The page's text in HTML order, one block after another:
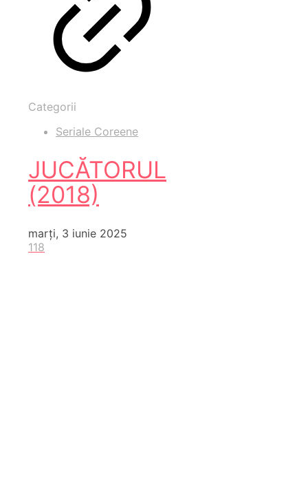
Categorii
Seriale Coreene
JUCĂTORUL
(2018)
marți, 3 iunie 2025
118